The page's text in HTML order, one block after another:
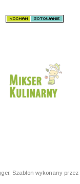
Szablon wykonany przez